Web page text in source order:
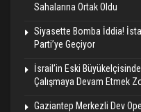
Sahalarına Ortak Oldu
Siyasette Bomba İddia!
Parti’ye Geçiyor
İsrail’in Eski
Çalışmaya Devam Etmek
Gaziantep Merkezli Dev